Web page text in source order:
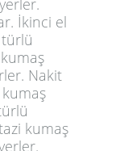
İkinci el
türlü
Nakit
kumaş